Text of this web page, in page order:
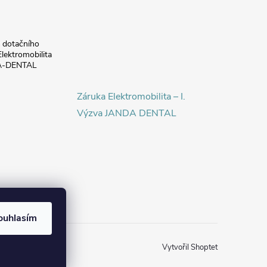
dotačního
DENTAL
Záruka Elektromobilita – I.
Výzva JANDA DENTAL
Vytvořil Shoptet